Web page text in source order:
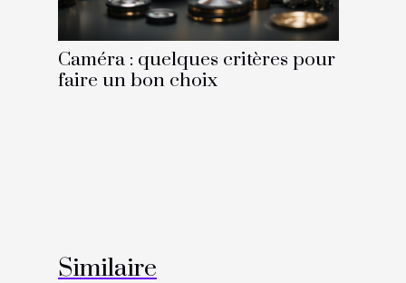
Caméra : quelques critères pour
faire un bon choix
Similaire